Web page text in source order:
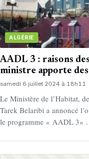
ALGÉRIE
AADL 3 : raisons
ministre apporte
samedi 6 juillet 2024 à 18h11
Le Ministère de l’Habitat,
Tarek Belaribi a annoncé
le programme « AADL 3«